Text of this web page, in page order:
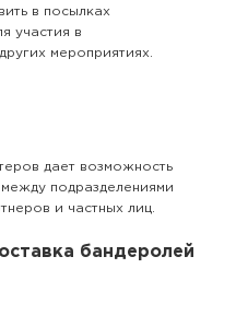
в посылках
участия в
мероприятиях.
дает возможность
подразделениями
и частных лиц.
бандеролей